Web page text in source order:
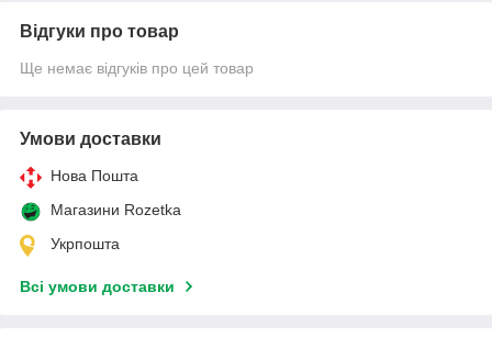
Відгуки про товар
Ще немає відгуків про цей товар
Умови доставки
Нова Пошта
Магазини Rozetka
Укрпошта
Всі умови доставки